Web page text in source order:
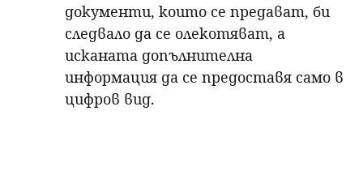
документи, които се предават, би
следвало да се олекотяват, а
исканата допълнителна
информация да се предоставя само в
цифров вид.